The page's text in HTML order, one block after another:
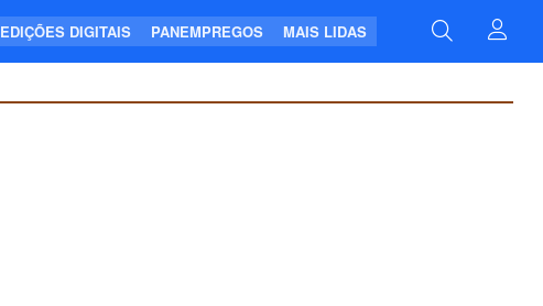
EDIÇÕES DIGITAIS PANEMPREGOS MAIS LIDAS